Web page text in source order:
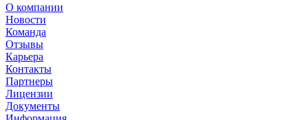
О компании
Новости
Команда
Отзывы
Карьера
Контакты
Партнеры
Лицензии
Документы